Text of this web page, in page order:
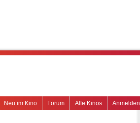
Anmelden
Alle Kinos
Forum
Neu im Kino